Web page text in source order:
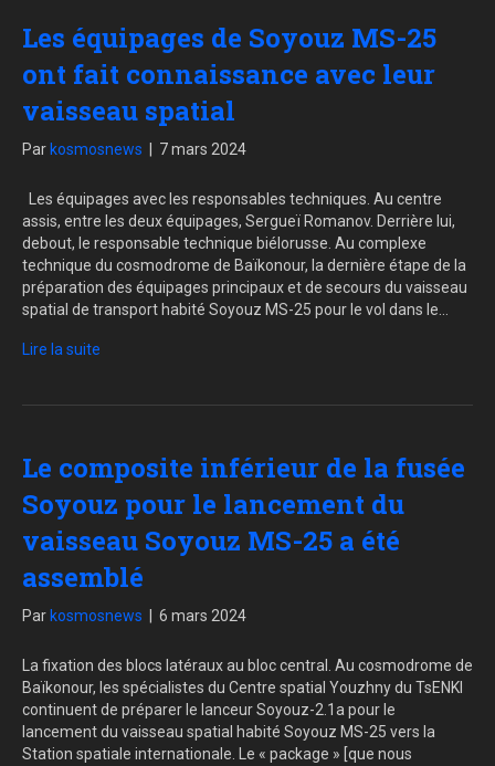
Les équipages de Soyouz MS-25
ont fait connaissance avec leur
vaisseau spatial
Par kosmosnews 7 mars 2024
Les équipages avec les responsables techniques. Au centre
assis, entre les deux équipages, Sergueï Romanov. Derrière lui,
debout, le responsable technique biélorusse. Au complexe
technique du cosmodrome de Baïkonour, la dernière étape de la
préparation des équipages principaux et de secours du vaisseau
spatial de transport habité Soyouz MS-25 pour le vol dans le…
Lire la suite
Le composite inférieur de la fusée
Soyouz pour le lancement du
vaisseau Soyouz MS-25 a été
assemblé
Par kosmosnews 6 mars 2024
La fixation des blocs latéraux au bloc central. Au cosmodrome de
Baïkonour, les spécialistes du Centre spatial Youzhny du TsENKI
continuent de préparer le lanceur Soyouz-2.1a pour le
lancement du vaisseau spatial habité Soyouz MS-25 vers la
Station spatiale internationale. Le « package » [que nous